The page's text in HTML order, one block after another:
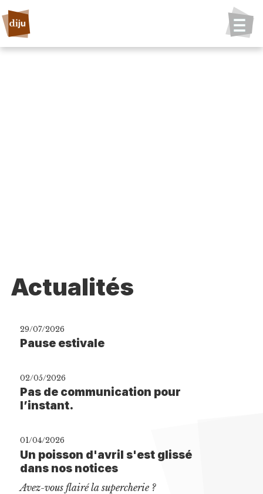
Actualités
29/07/2026
Pause estivale
02/05/2026
Pas de communication pour
l’instant.
01/04/2026
Un poisson d'avril s'est glissé
dans nos notices
Avez-vous flairé la supercherie ?